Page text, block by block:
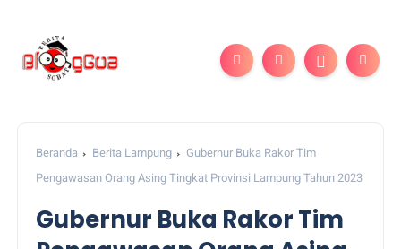
Beranda Berita Lampung
Gubernur Buka Rakor Tim
Pengawasan Orang Asing Tingkat Provinsi Lampung Tahun 2023
Gubernur Buka Rakor Tim